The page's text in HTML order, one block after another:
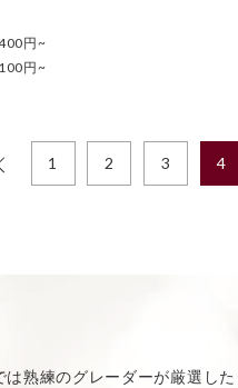
円~
円~
1 2 3 4
は熟練のグレーダーが厳選し